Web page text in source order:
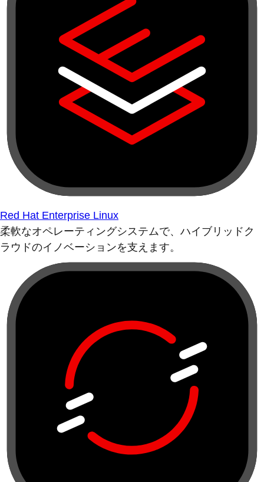
Red Hat Enterprise Linux
柔軟なオペレーティングシステムで、ハイブリッドク
ラウドのイノベーションを支えます。